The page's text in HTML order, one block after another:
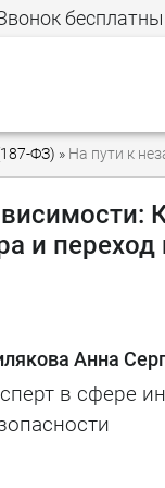
ФЗ) » На пути к
и
Анна
в сфере